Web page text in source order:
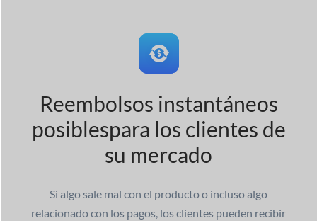
Reembolsos instantáneos
posiblespara los clientes de
su mercado
Si algo sale mal con el producto o incluso algo
relacionado con los pagos, los clientes pueden recibir